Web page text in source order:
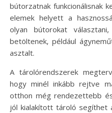
bútorzatnak funkcionálisnak
elemek helyett a
olyan bútorokat
betöltenek, például
asztalt.
A tárolórendszerek
hogy minél inkább rejtve
otthon még rendezettebb
jól kialakított tároló segíthet